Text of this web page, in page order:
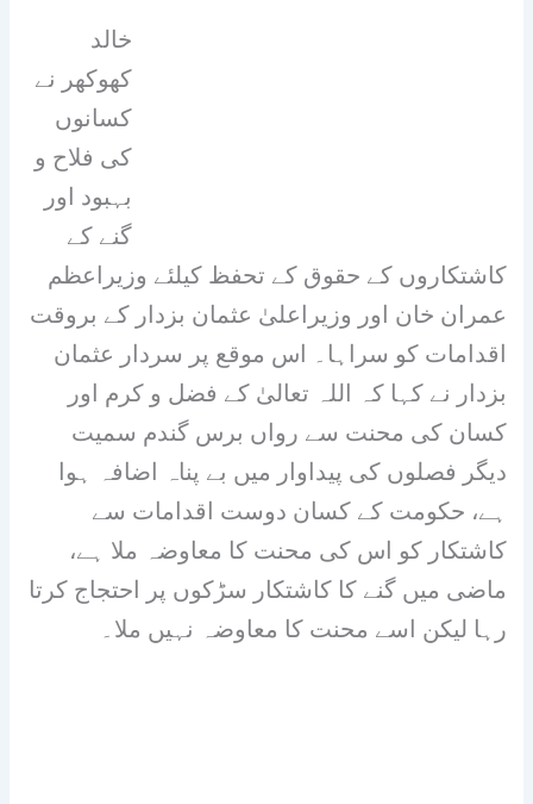
خالد
کھوکھر نے
کسانوں
کی فلاح و
بہبود اور
گنے کے
کاشتکاروں کے حقوق کے تحفظ کیلئے وزیراعظم
عمران خان اور وزیراعلیٰ عثمان بزدار کے بروقت
اقدامات کو سراہا۔ اس موقع پر سردار عثمان
بزدار نے کہا کہ اللہ تعالیٰ کے فضل و کرم اور
کسان کی محنت سے رواں برس گندم سمیت
دیگر فصلوں کی پیداوار میں بے پناہ اضافہ ہوا
ہے، حکومت کے کسان دوست اقدامات سے
کاشتکار کو اس کی محنت کا معاوضہ ملا ہے،
ماضی میں گنے کا کاشتکار سڑکوں پر احتجاج کرتا
رہا لیکن اسے محنت کا معاوضہ نہیں ملا۔